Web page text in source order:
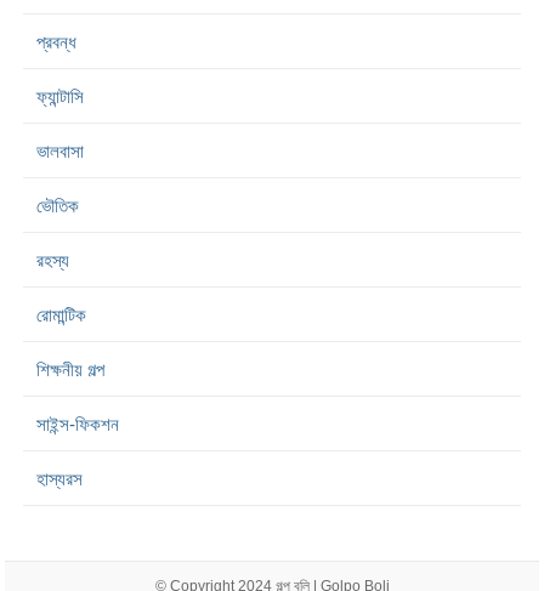
প্রবন্ধ
ফ্যান্টাসি
ভালবাসা
ভৌতিক
রহস্য
রোমান্টিক
শিক্ষনীয় গল্প
সাইন্স-ফিকশন
হাস্যরস
© Copyright 2024 গল্প বলি | Golpo Boli